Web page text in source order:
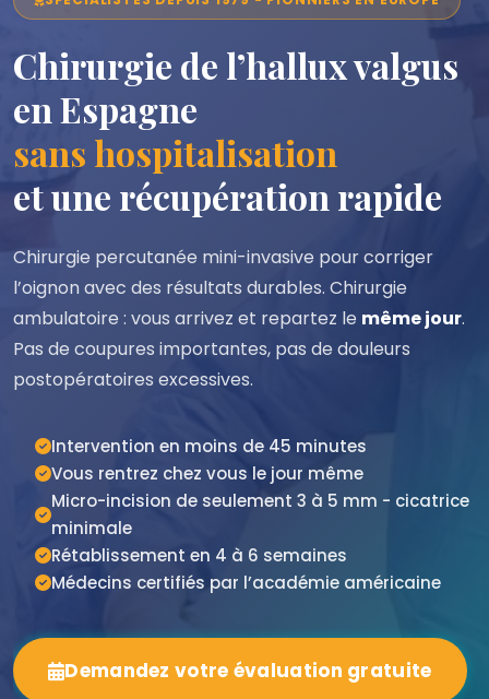
Chirurgie de l’hallux valgus
en Espagne
sans hospitalisation
et une récupération rapide
Chirurgie percutanée mini-invasive pour corriger
l’oignon avec des résultats durables. Chirurgie
ambulatoire : vous arrivez et repartez le même jour.
Pas de coupures importantes, pas de douleurs
postopératoires excessives.
Intervention en moins de 45 minutes
Vous rentrez chez vous le jour même
Micro-incision de seulement 3 à 5 mm - cicatrice
minimale
Rétablissement en 4 à 6 semaines
Médecins certifiés par l’académie américaine
Demandez votre évaluation gratuite